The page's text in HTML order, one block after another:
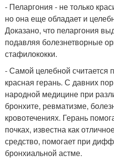
- Пеларгония - не только
но она еще обладает и
Доказано, что пеларгония
подавляя болезнетворные
стафилококки.
- Самой целебной считается
красная герань. С давних
народной медицине при
бронхите, ревматизме,
кровотечениях. Герань
почках, известна как
средство, помогает при
бронхиальной астме.